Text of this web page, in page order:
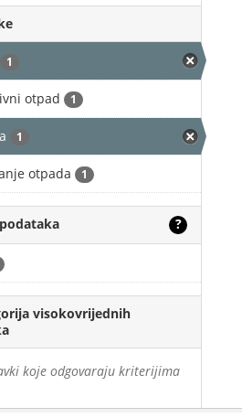
1
otpad 1
1
otpada 1
?
visokovrijednih
koje odgovaraju kriterijima